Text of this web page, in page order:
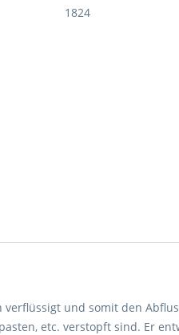
1824
und somit den
etc. verstopft sind. Er